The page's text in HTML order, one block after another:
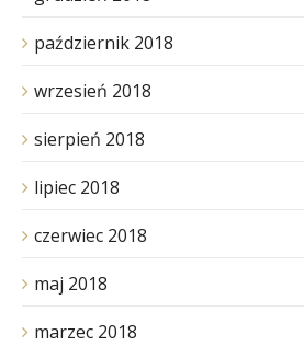
październik 2018
wrzesień 2018
sierpień 2018
lipiec 2018
czerwiec 2018
maj 2018
marzec 2018